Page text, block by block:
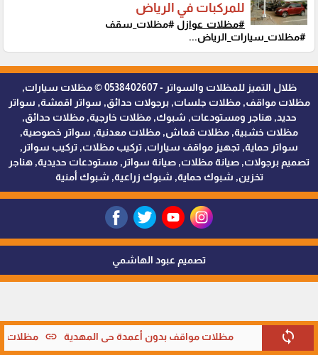
sync مظلات مواقف بدون أعمدة حي المهدية link مظلات
للمركبات في الرياض
#مظلات_عوازل #مظلات_سقف
#مظلات_سيارات_الرياض...
ظلال التميز للمظلات والسواتر - 0538402607 © مظلات سيارات,
مظلات مواقف, مظلات جلسات, برجولات حدائق, سواتر اقمشة, سواتر
حديد, هناجر ومستودعات, شبوك, مظلات خارجية, مظلات حدائق,
مظلات خشبية, مظلات قماش, مظلات معدنية, سواتر خصوصية,
سواتر حماية, تجهيز مواقف سيارات, تركيب مظلات, تركيب سواتر,
تصميم برجولات, صيانة مظلات, صيانة سواتر, مستودعات حديدية, هناجر
تخزين, شبوك حماية, شبوك زراعية, شبوك أمنية
تصميم عبود الهاشمي